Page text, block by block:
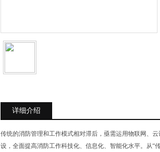
详细介绍
传统的消防管理和工作模式相对滞后，亟需运用物联网、
设，全面提高消防工作科技化、信息化、智能化水平。从“